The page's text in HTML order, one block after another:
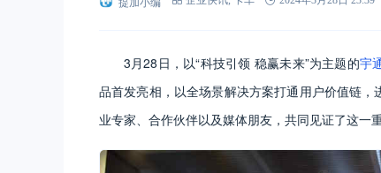
3月28日，以“科技引领 稳赢未来”为主题的宇
品首发亮相，以全场景解决方案打通用户价值链
业专家、合作伙伴以及媒体朋友，共同见证了这一重